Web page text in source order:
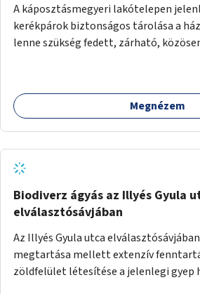
A káposztásmegyeri lakótelepen
kerékpárok biztonságos tárolása a
lenne szükség fedett, zárható,
Megnézem
Biodiverz ágyás az Illyés Gyula
elválasztósávjában
Az Illyés Gyula utca
megtartása mellett extenzív
zöldfelület létesítése a jelenlegi gyep